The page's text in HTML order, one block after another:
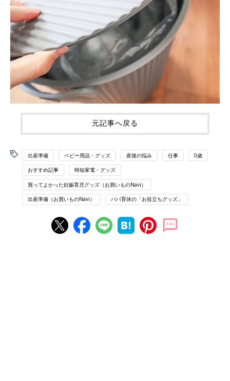
元記事へ戻る
出産準備 ベビー用品・グッズ 産後の悩み 仕事 0歳
おすすめ記事 時短家電・グッズ
買ってよかった妊娠育児グッズ（お買いものNavi）
出産準備（お買いものNavi） パパ育休の「お役立ちグッズ」